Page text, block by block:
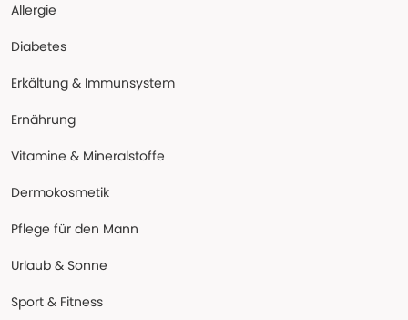
Allergie
Diabetes
Erkältung & Immunsystem
Ernährung
Vitamine & Mineralstoffe
Dermokosmetik
Pflege für den Mann
Urlaub & Sonne
Sport & Fitness